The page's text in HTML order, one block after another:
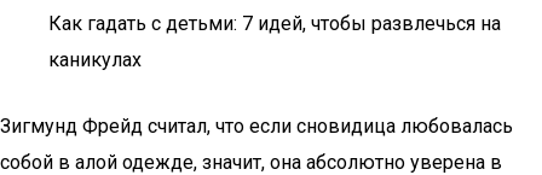
Как гадать с детьми: 7 идей, чтобы развлечься на
каникулах
Зигмунд Фрейд считал, что если сновидица любовалась
собой в алой одежде, значит, она абсолютно уверена в